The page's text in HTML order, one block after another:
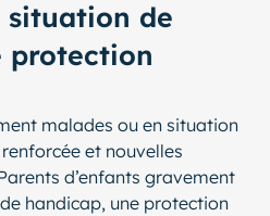
situation de
protection
malades ou en situation
et nouvelles
d’enfants gravement
handicap, une protection